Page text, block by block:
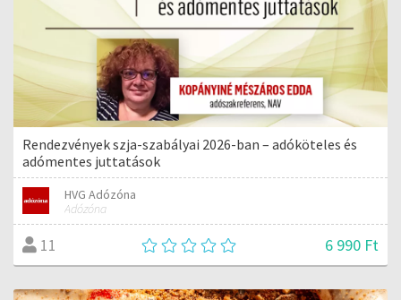
Rendezvények szja-szabályai 2026-ban – adóköteles és
adómentes juttatások
HVG Adózóna
Adózóna
11 6 990 Ft